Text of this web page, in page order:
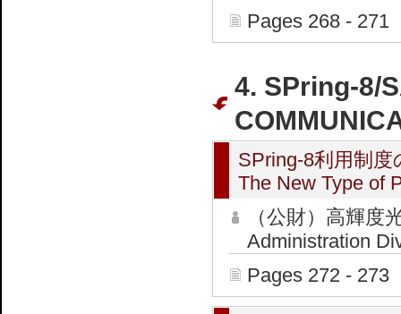
Pages 268 - 271
4. SPring-8/
SPring-8利用制
The New Type of
（公財）高輝
Administration
Pages 272 - 273